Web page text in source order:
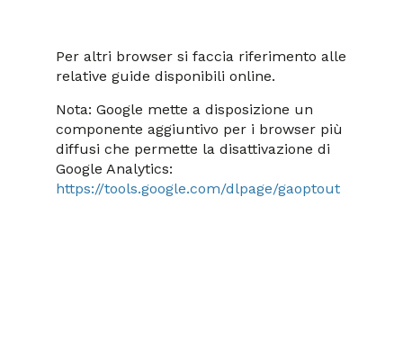
Per altri browser si faccia riferimento alle
relative guide disponibili online.
Nota: Google mette a disposizione un
componente aggiuntivo per i browser più
diffusi che permette la disattivazione di
Google Analytics:
https://tools.google.com/dlpage/gaoptout